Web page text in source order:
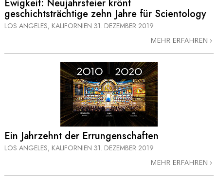
Ewigkeit: Neujahrsfeier krönt
geschichtsträchtige zehn Jahre für Scientology
LOS ANGELES, KALIFORNIEN 31. DEZEMBER 2019
MEHR ERFAHREN
Ein Jahrzehnt der Errungenschaften
LOS ANGELES, KALIFORNIEN 31. DEZEMBER 2019
MEHR ERFAHREN